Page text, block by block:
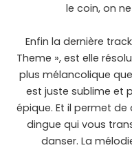
le coin, on
Enfin la dernière
Theme », est elle
plus mélancolique
est juste sublime et
épique. Et il permet
dingue qui vous
danser. La